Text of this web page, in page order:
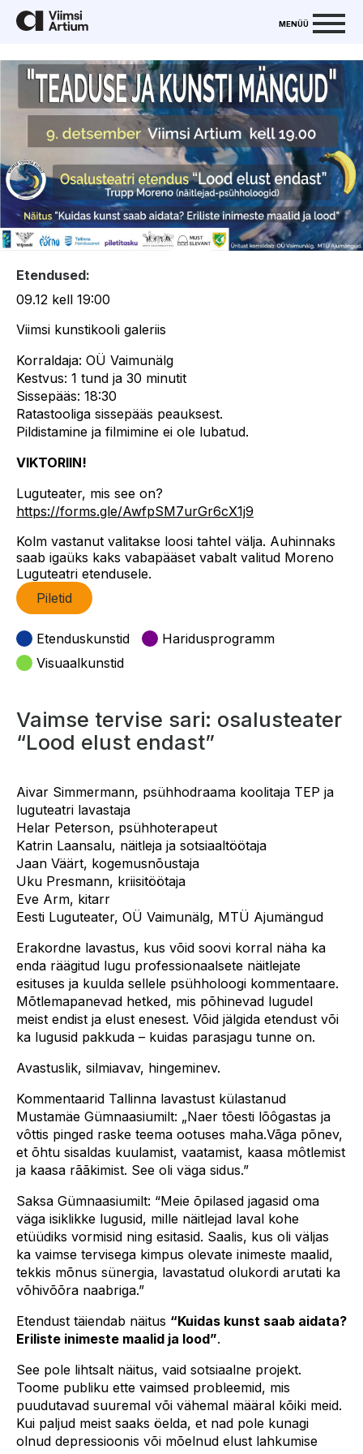
MENÜÜ
Etendused:
09.12 kell 19:00
Viimsi kunstikooli galeriis
Korraldaja: OÜ Vaimunälg
Kestvus: 1 tund ja 30 minutit
Sissepääs: 18:30
Ratastooliga sissepääs peauksest.
Pildistamine ja filmimine ei ole lubatud.
VIKTORIIN!
Luguteater, mis see on?
https://forms.gle/AwfpSM7urGr6cX1j9
Kolm vastanut valitakse loosi tahtel välja. Auhinnaks
saab igaüks kaks vabapääset vabalt valitud Moreno
Luguteatri etendusele.
Piletid
Etenduskunstid
Haridusprogramm
Visuaalkunstid
Vaimse tervise sari: osalusteater
“Lood elust endast”
Aivar Simmermann, psühhodraama koolitaja TEP ja
luguteatri lavastaja
Helar Peterson, psühhoterapeut
Katrin Laansalu, näitleja ja sotsiaaltöötaja
Jaan Väärt, kogemusnõustaja
Uku Presmann, kriisitöötaja
Eve Arm, kitarr
Eesti Luguteater, OÜ Vaimunälg, MTÜ Ajumängud
Erakordne lavastus, kus võid soovi korral näha ka
enda räägitud lugu professionaalsete näitlejate
esituses ja kuulda sellele psühholoogi kommentaare.
Mõtlemapanevad hetked, mis põhinevad lugudel
meist endist ja elust enesest. Võid jälgida etendust või
ka lugusid pakkuda – kuidas parasjagu tunne on.
Avastuslik, silmiavav, hingeminev.
Kommentaarid Tallinna lavastust külastanud
Mustamäe Gümnaasiumilt: „Naer tõesti lõôgastas ja
vôttis pinged raske teema ootuses maha.Vãga põnev,
et õhtu sisaldas kuulamist, vaatamist, kaasa môtlemist
ja kaasa rããkimist. See oli väga sidus.”
Saksa Gümnaasiumilt: “Meie õpilased jagasid oma
väga isiklikke lugusid, mille näitlejad laval kohe
etüüdiks vormisid ning esitasid. Saalis, kus oli väljas
ka vaimse tervisega kimpus olevate inimeste maalid,
tekkis mõnus sünergia, lavastatud olukordi arutati ka
võhivõõra naabriga.”
Etendust täiendab näitus “Kuidas kunst saab aidata?
Eriliste inimeste maalid ja lood”.
See pole lihtsalt näitus, vaid sotsiaalne projekt.
Toome publiku ette vaimsed probleemid, mis
puudutavad suuremal või vähemal määral kõiki meid.
Kui paljud meist saaks öelda, et nad pole kunagi
olnud depressioonis või mõelnud elust lahkumise